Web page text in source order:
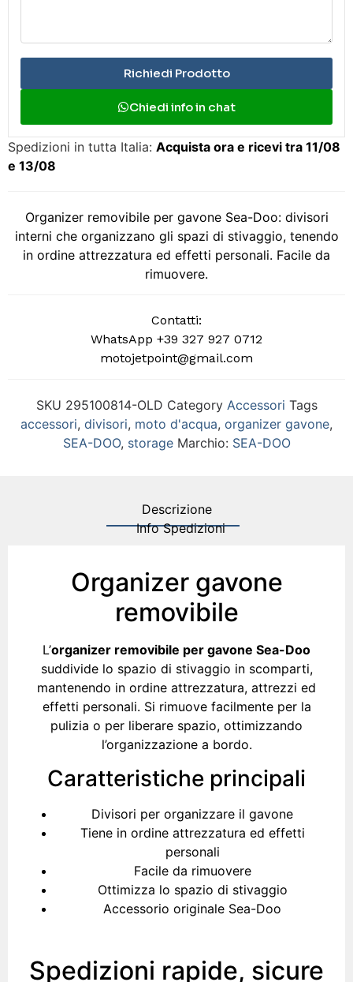
Richiedi Prodotto
Chiedi info in chat
Spedizioni in tutta Italia: Acquista ora e ricevi tra 11/08
e 13/08
Organizer removibile per gavone Sea-Doo: divisori
interni che organizzano gli spazi di stivaggio, tenendo
in ordine attrezzatura ed effetti personali. Facile da
rimuovere.
Contatti:
WhatsApp +39 327 927 0712
motojetpoint@gmail.com
SKU 295100814-OLD Category Accessori Tags
accessori, divisori, moto d'acqua, organizer gavone,
SEA-DOO, storage Marchio: SEA-DOO
Descrizione
Info Spedizioni
Organizer gavone
removibile
L’organizer removibile per gavone Sea-Doo
suddivide lo spazio di stivaggio in scomparti,
mantenendo in ordine attrezzatura, attrezzi ed
effetti personali. Si rimuove facilmente per la
pulizia o per liberare spazio, ottimizzando
l’organizzazione a bordo.
Caratteristiche principali
Divisori per organizzare il gavone
Tiene in ordine attrezzatura ed effetti
personali
Facile da rimuovere
Ottimizza lo spazio di stivaggio
Accessorio originale Sea-Doo
Spedizioni rapide, sicure